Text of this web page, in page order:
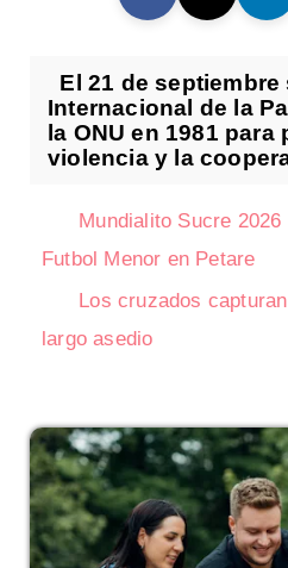
El 21 de septiembre
Internacional de la
la ONU en 1981
violencia y la
Mundialito Sucre
Futbol Menor en Petare
Los cruzados
largo asedio